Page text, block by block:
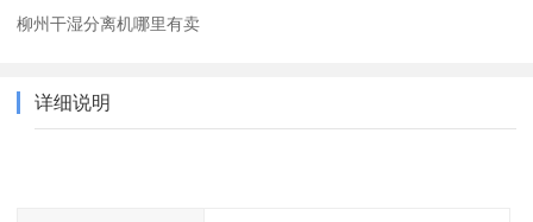
柳州干湿分离机哪里有卖
详细说明